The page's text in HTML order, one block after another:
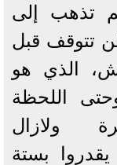
تذهب إلى
تتوقف قبل
الذي هو
اللحظة
ولازال
يقدروا بستة